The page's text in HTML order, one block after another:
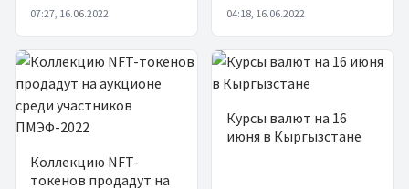
07:27, 16.06.2022 04:18, 16.06.2022
Коллекцию NFT-
токенов продадут на
Курсы валют на 16
июня в Кыргызстане